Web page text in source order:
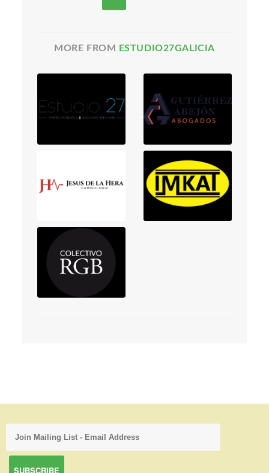
MORE FROM ESTUDIO27GALICIA